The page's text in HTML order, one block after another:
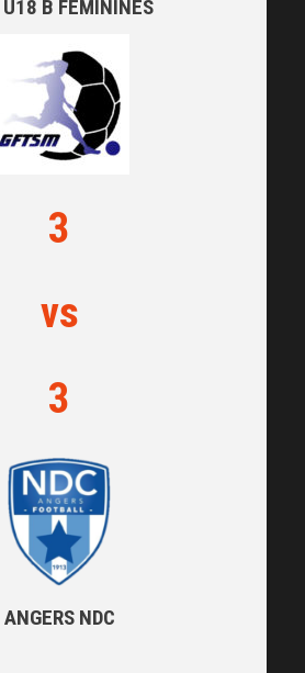
U18 B FEMININES
3
vs
3
ANGERS NDC